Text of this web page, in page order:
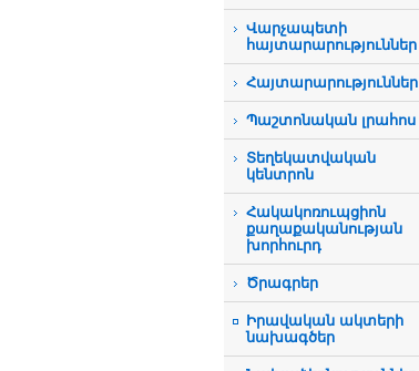
Վարչապետի
հայտարարություններ
Հայտարարություններ
Պաշտոնական լրահոս
Տեղեկատվական
կենտրոն
Հակակոռուպցիոն
քաղաքականության
խորհուրդ
Ծրագրեր
Իրավական ակտերի
նախագծեր